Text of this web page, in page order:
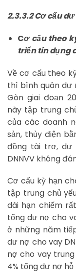
2.3.3.2 Cơ cấu
Cơ cấu theo
triển tín dụng
Về cơ cấu theo
thì bình quân dư
Gòn giai đoạn
này tập trung
của các doanh
sản, thủy điện
đồng tài trợ, dư
DNNVV không
Cơ cấu kỳ hạn
tập trung chủ
dài hạn chiếm
tổng dư nợ cho
ở những năm
dư nợ cho vay
nợ cho vay
4% tổng dư nợ hỗ